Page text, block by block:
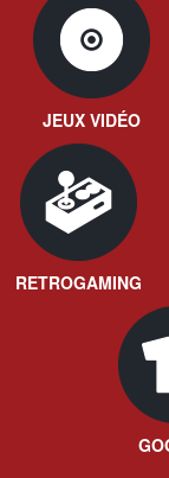
JEUX VIDÉO
RETROGAMING